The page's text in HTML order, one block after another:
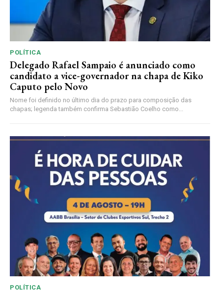
POLÍTICA
Delegado Rafael Sampaio é anunciado como
candidato a vice-governador na chapa de Kiko
Caputo pelo Novo
Nome foi definido no último dia do prazo para composição das
chapas; legenda também confirma Sebastião Coelho como...
POLÍTICA